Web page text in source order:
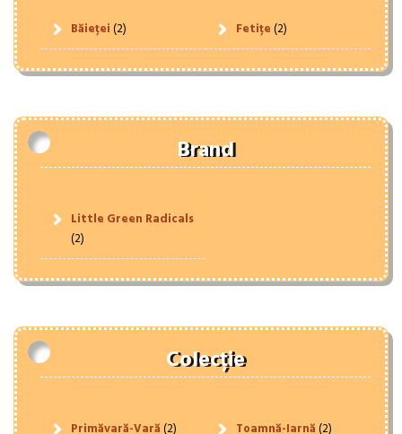
Băieței(2) Fetițe(2)
Brand
Little Green Radicals
(2)
Colecție
Primăvară-Vară(2) Toamnă-Iarnă(2)